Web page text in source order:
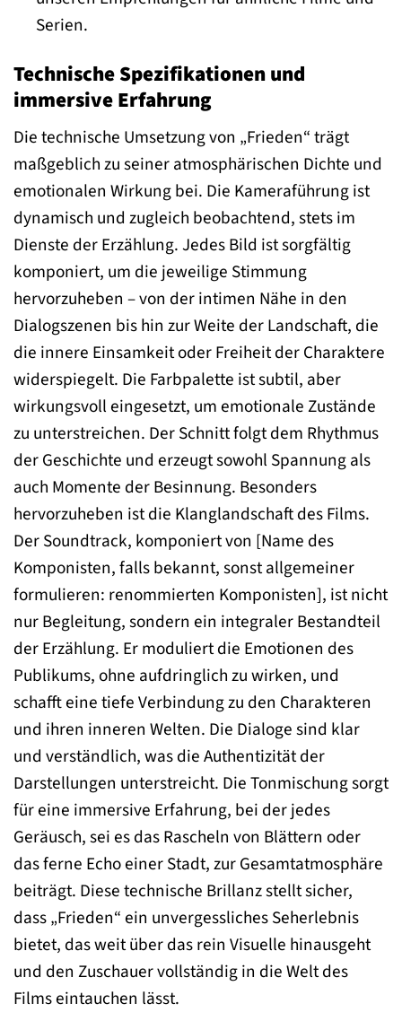
Serien.
Technische Spezifikationen und
immersive Erfahrung
Die technische Umsetzung von „Frieden“ trägt
maßgeblich zu seiner atmosphärischen Dichte und
emotionalen Wirkung bei. Die Kameraführung ist
dynamisch und zugleich beobachtend, stets im
Dienste der Erzählung. Jedes Bild ist sorgfältig
komponiert, um die jeweilige Stimmung
hervorzuheben – von der intimen Nähe in den
Dialogszenen bis hin zur Weite der Landschaft, die
die innere Einsamkeit oder Freiheit der Charaktere
widerspiegelt. Die Farbpalette ist subtil, aber
wirkungsvoll eingesetzt, um emotionale Zustände
zu unterstreichen. Der Schnitt folgt dem Rhythmus
der Geschichte und erzeugt sowohl Spannung als
auch Momente der Besinnung. Besonders
hervorzuheben ist die Klanglandschaft des Films.
Der Soundtrack, komponiert von [Name des
Komponisten, falls bekannt, sonst allgemeiner
formulieren: renommierten Komponisten], ist nicht
nur Begleitung, sondern ein integraler Bestandteil
der Erzählung. Er moduliert die Emotionen des
Publikums, ohne aufdringlich zu wirken, und
schafft eine tiefe Verbindung zu den Charakteren
und ihren inneren Welten. Die Dialoge sind klar
und verständlich, was die Authentizität der
Darstellungen unterstreicht. Die Tonmischung sorgt
für eine immersive Erfahrung, bei der jedes
Geräusch, sei es das Rascheln von Blättern oder
das ferne Echo einer Stadt, zur Gesamtatmosphäre
beiträgt. Diese technische Brillanz stellt sicher,
dass „Frieden“ ein unvergessliches Seherlebnis
bietet, das weit über das rein Visuelle hinausgeht
und den Zuschauer vollständig in die Welt des
Films eintauchen lässt.